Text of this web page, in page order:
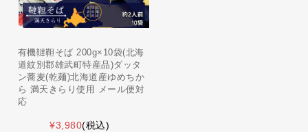
有機韃靼そば 200g×10袋(北海
道紋別郡雄武町特産品)ダッタ
ン蕎麦(乾麺)北海道産ゆめちか
ら 満天きらり使用 メール便対
応
¥3,980(税込)